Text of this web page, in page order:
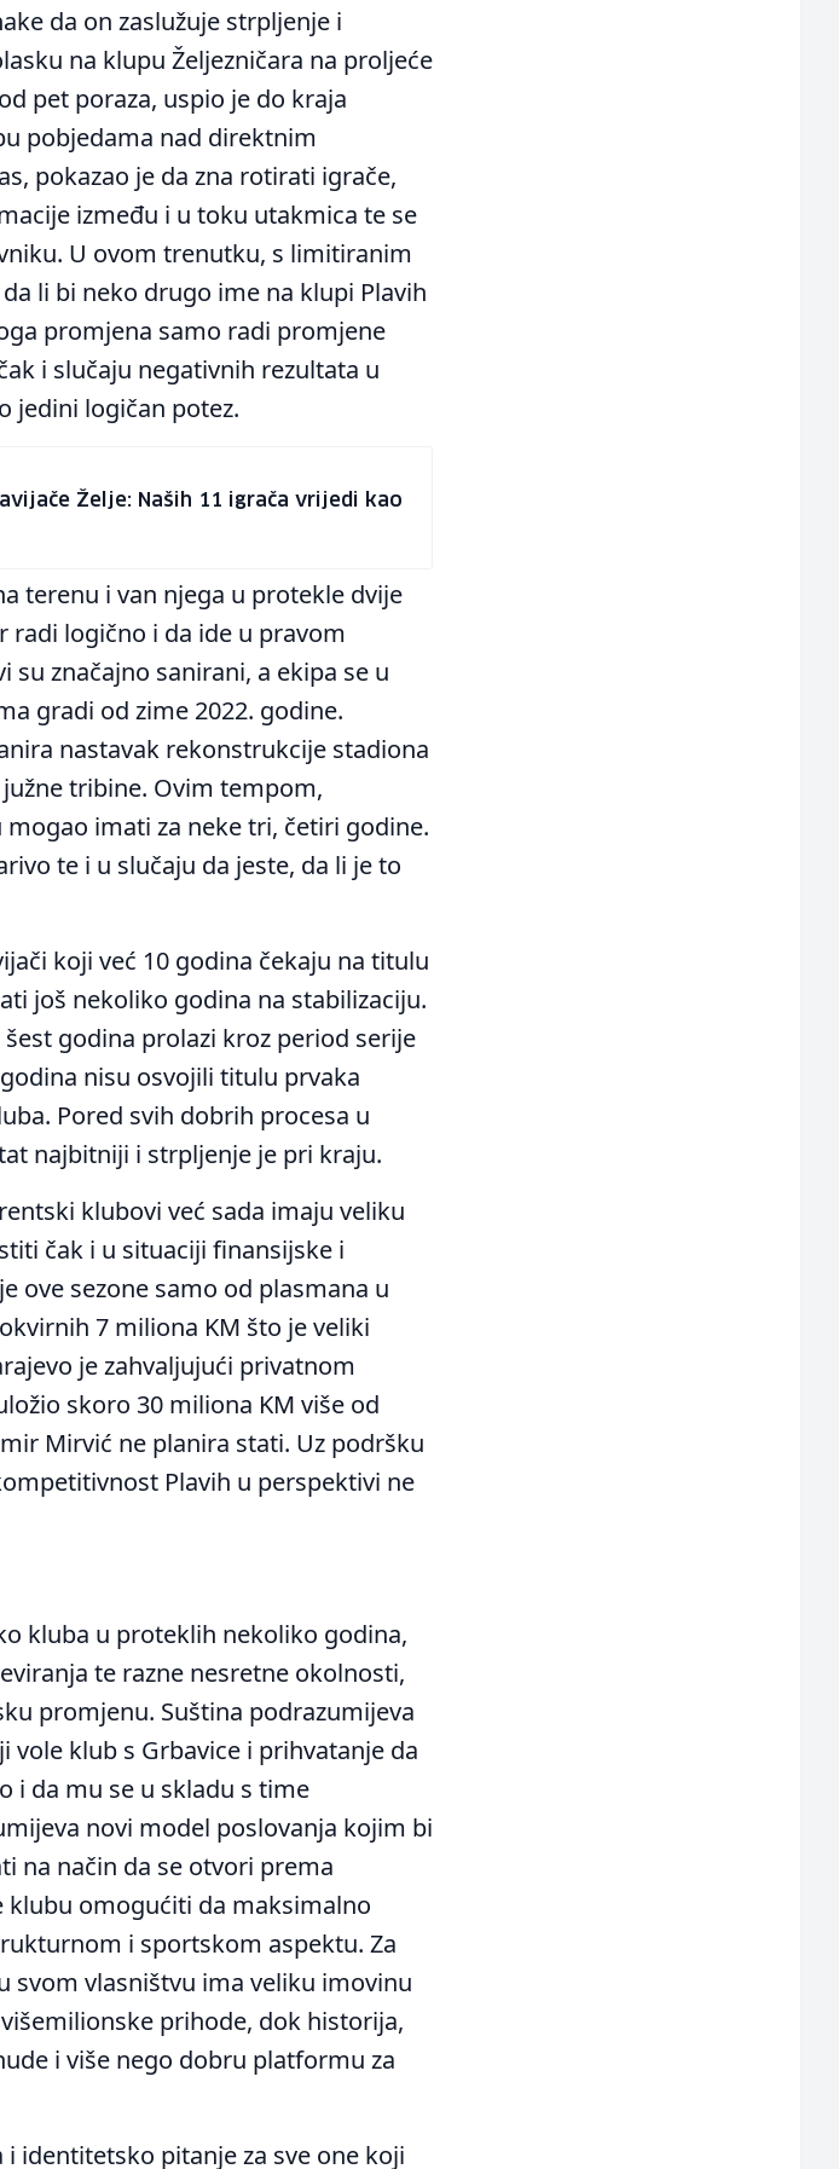
da on zaslužuje strpljenje i
na klupu Željezničara na proljeće
pet poraza, uspio je do kraja
pobjedama nad direktnim
pokazao je da zna rotirati igrače,
između i u toku utakmica te se
U ovom trenutku, s limitiranim
li bi neko drugo ime na klupi Plavih
promjena samo radi promjene
i slučaju negativnih rezultata u
jedini logičan potez.
Želje: Naših 11 igrača vrijedi kao
terenu i van njega u protekle dvije
radi logično i da ide u pravom
su značajno sanirani, a ekipa se u
gradi od zime 2022. godine.
nastavak rekonstrukcije stadiona
tribine. Ovim tempom,
imati za neke tri, četiri godine.
te i u slučaju da jeste, da li je to
koji već 10 godina čekaju na titulu
još nekoliko godina na stabilizaciju.
godina prolazi kroz period serije
nisu osvojili titulu prvaka
Pored svih dobrih procesa u
najbitniji i strpljenje je pri kraju.
klubovi već sada imaju veliku
čak i u situaciji finansijske i
ove sezone samo od plasmana u
7 miliona KM što je veliki
je zahvaljujući privatnom
skoro 30 miliona KM više od
Mirvić ne planira stati. Uz podršku
Plavih u perspektivi ne
kluba u proteklih nekoliko godina,
te razne nesretne okolnosti,
promjenu. Suština podrazumijeva
klub s Grbavice i prihvatanje da
i da mu se u skladu s time
novi model poslovanja kojim bi
na način da se otvori prema
omogućiti da maksimalno
i sportskom aspektu. Za
svom vlasništvu ima veliku imovinu
prihode, dok historija,
i više nego dobru platformu za
identitetsko pitanje za sve one koji